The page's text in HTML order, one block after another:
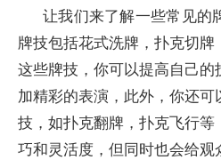
让我们来了解一些常见的
牌技包括花式洗牌，扑克切
这些牌技，你可以提高自己
加精彩的表演，此外，你还
技，如扑克翻牌，扑克飞行
巧和灵活度，但同时也会给观